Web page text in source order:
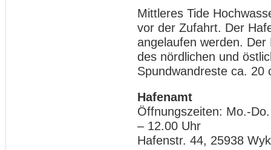
Mittleres Tide
vor der Zufahrt. Der
angelaufen werden.
des nördlichen und
Spundwandreste ca. 20
Hafenamt
Öffnungszeiten: Mo.-
– 12.00 Uhr
Hafenstr. 44, 25938